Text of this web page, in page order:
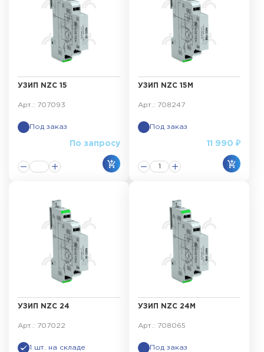
УЗИП NZC 15
Арт.: 707093
Под заказ
По запросу
УЗИП NZC 15M
Арт.: 708247
Под заказ
11 990 ₽
УЗИП NZC 24
Арт.: 707022
1 шт. на складе
УЗИП NZC 24M
Арт.: 708065
Под заказ